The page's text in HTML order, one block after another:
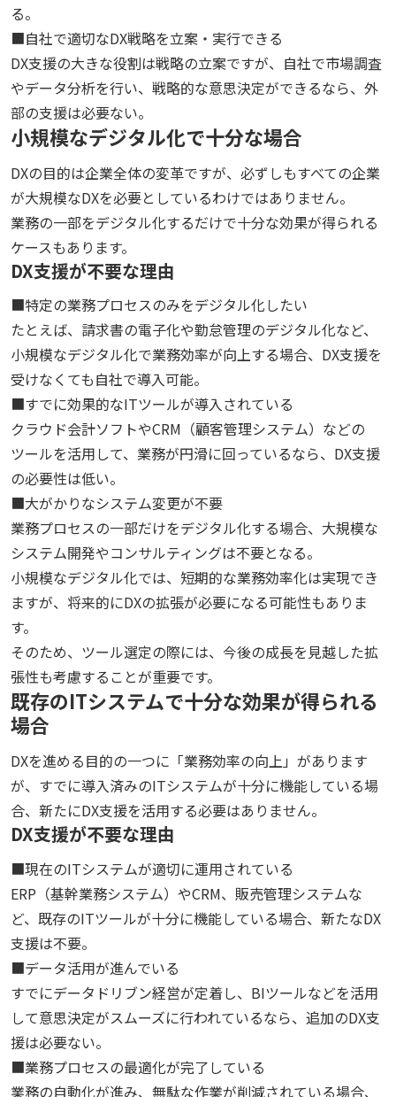
る。
■自社で適切なDX戦略を立案・実行できる
DX支援の大きな役割は戦略の立案ですが、自社で市場調査
やデータ分析を行い、戦略的な意思決定ができるなら、外
部の支援は必要ない。
小規模なデジタル化で十分な場合
DXの目的は企業全体の変革ですが、必ずしもすべての企業
が大規模なDXを必要としているわけではありません。
業務の一部をデジタル化するだけで十分な効果が得られる
ケースもあります。
DX支援が不要な理由
■特定の業務プロセスのみをデジタル化したい
たとえば、請求書の電子化や勤怠管理のデジタル化など、
小規模なデジタル化で業務効率が向上する場合、DX支援を
受けなくても自社で導入可能。
■すでに効果的なITツールが導入されている
クラウド会計ソフトやCRM（顧客管理システム）などの
ツールを活用して、業務が円滑に回っているなら、DX支援
の必要性は低い。
■大がかりなシステム変更が不要
業務プロセスの一部だけをデジタル化する場合、大規模な
システム開発やコンサルティングは不要となる。
小規模なデジタル化では、短期的な業務効率化は実現でき
ますが、将来的にDXの拡張が必要になる可能性もありま
す。
そのため、ツール選定の際には、今後の成長を見越した拡
張性も考慮することが重要です。
既存のITシステムで十分な効果が得られる
場合
DXを進める目的の一つに「業務効率の向上」があります
が、すでに導入済みのITシステムが十分に機能している場
合、新たにDX支援を活用する必要はありません。
DX支援が不要な理由
■現在のITシステムが適切に運用されている
ERP（基幹業務システム）やCRM、販売管理システムな
ど、既存のITツールが十分に機能している場合、新たなDX
支援は不要。
■データ活用が進んでいる
すでにデータドリブン経営が定着し、BIツールなどを活用
して意思決定がスムーズに行われているなら、追加のDX支
援は必要ない。
■業務プロセスの最適化が完了している
業務の自動化が進み、無駄な作業が削減されている場合、